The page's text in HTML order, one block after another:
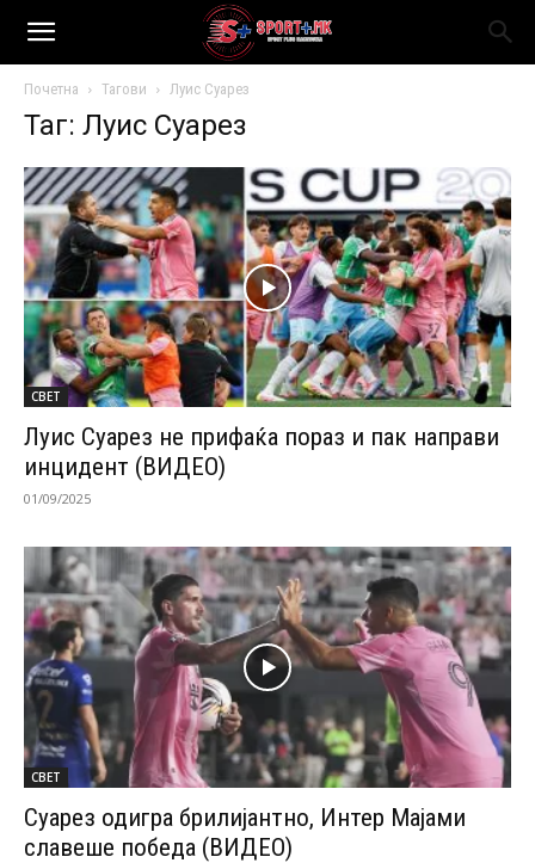
Почетна Тагови Луис Суарез
Таг: Луис Суарез
СВЕТ
Луис Суарез не прифаќа пораз и пак направи
инцидент (ВИДЕО)
01/09/2025
СВЕТ
Суарез одигра брилијантно, Интер Мајами
славеше победа (ВИДЕО)